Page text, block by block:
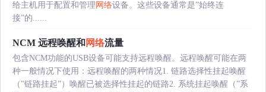
给主机用于配置和管理 网络设备。这些设备通常是”始终连
接”的......
NCM 远程唤醒和 网络流量
包含NCM功能的USB设备可能支持远程唤醒。远程唤醒可能在两
种一般情况下使用：远程唤醒的两种情况1. 链路选择性挂起唤醒
（”链路挂起”）唤醒已被选择性挂起的链路2. 系统挂起唤醒（”系